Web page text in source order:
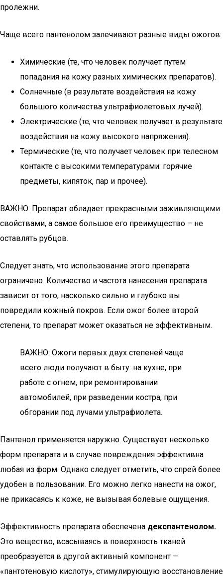
пролежни.
Чаще всего пантенолом залечивают разные виды ожогов:
Химические (те, что человек получает путем
попадания на кожу разных химических препаратов).
Солнечные (в результате воздействия на кожу
большого количества ультрафиолетовых лучей).
Электрические (те, что человек получает в результате
воздействия на кожу высокого напряжения).
Термические (те, что получает человек при телесном
контакте с высокими температурами: горячие
предметы, кипяток, пар и прочее).
ВАЖНО: Препарат обладает прекрасными заживляющими
свойствами, а самое большое его преимущество – не
оставлять рубцов.
Следует знать, что использование этого препарата
ограничено. Количество и частота нанесения препарата
зависит от того, насколько сильно и глубоко вы
повредили кожный покров. Если ожог более второй
степени, то препарат может оказаться не эффективным.
ВАЖНО: Ожоги первых двух степеней чаще
всего люди получают в быту: на кухне, при
работе с огнем, при ремонтировании
автомобилей, при разведении костра, при
обгорании под лучами ультрафиолета.
Пантенол применяется наружно. Существует несколько
форм препарата и в случае повреждения эффективна
любая из форм. Однако следует отметить, что спрей более
удобен в пользовании. Его можно легко нанести на ожог,
не прикасаясь к коже, не вызывая болевые ощущения.
Эффективность препарата обеспечена декспантенолом.
Это вещество, всасываясь в поверхность тканей
преобразуется в другой активный компонент —
«пантотеновую кислоту», стимулирующую восстановление